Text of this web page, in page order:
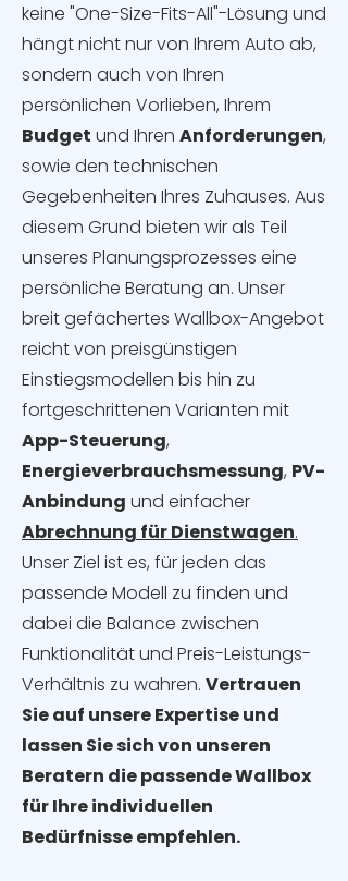
keine "One-Size-Fits-All"-Lösung und
hängt nicht nur von Ihrem Auto ab,
sondern auch von Ihren
persönlichen Vorlieben, Ihrem
Budget und Ihren Anforderungen,
sowie den technischen
Gegebenheiten Ihres Zuhauses. Aus
diesem Grund bieten wir als Teil
unseres Planungsprozesses eine
persönliche Beratung an. Unser
breit gefächertes Wallbox-Angebot
reicht von preisgünstigen
Einstiegsmodellen bis hin zu
fortgeschrittenen Varianten mit
App-Steuerung,
Energieverbrauchsmessung, PV-
Anbindung und einfacher
Abrechnung für Dienstwagen.
Unser Ziel ist es, für jeden das
passende Modell zu finden und
dabei die Balance zwischen
Funktionalität und Preis-Leistungs-
Verhältnis zu wahren. Vertrauen
Sie auf unsere Expertise und
lassen Sie sich von unseren
Beratern die passende Wallbox
für Ihre individuellen
Bedürfnisse empfehlen.